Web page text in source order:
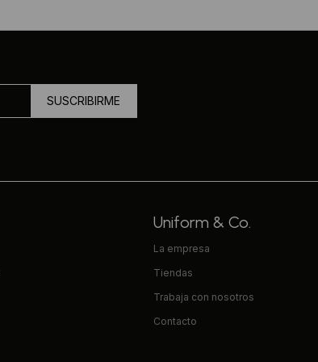
SUSCRIBIRME
Uniform & Co.
La empresa
Tiendas
Trabaja con nosotros
Contacto